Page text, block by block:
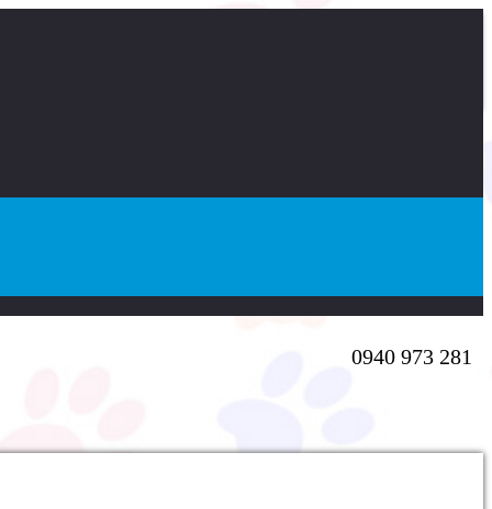
0940 973 281